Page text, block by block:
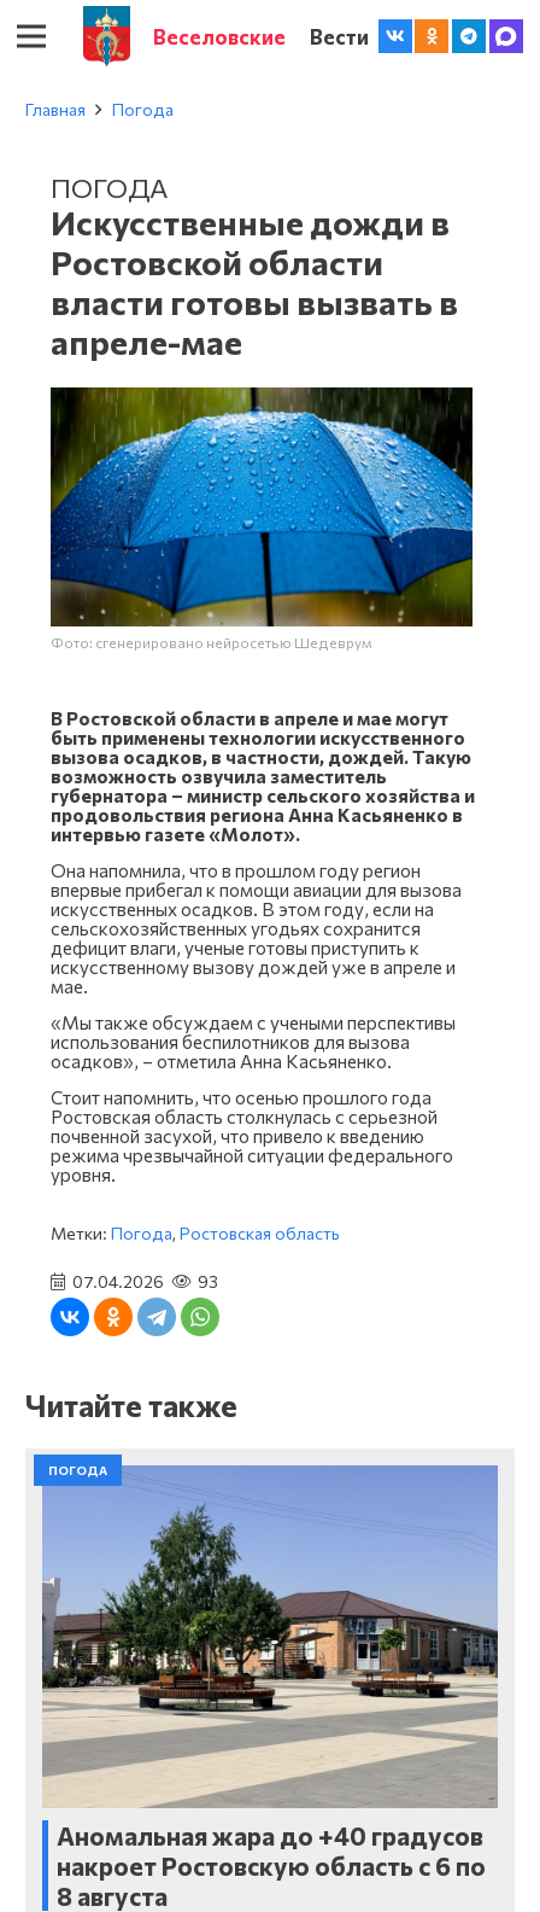
Веселовские Вести
Главная Погода
ПОГОДА
Искусственные дожди в
Ростовской области
власти готовы вызвать в
апреле-мае
Фото: сгенерировано нейросетью Шедеврум
В Ростовской области в апреле и мае могут
быть применены технологии искусственного
вызова осадков, в частности, дождей. Такую
возможность озвучила заместитель
губернатора – министр сельского хозяйства и
продовольствия региона Анна Касьяненко в
интервью газете «Молот».
Она напомнила, что в прошлом году регион
впервые прибегал к помощи авиации для вызова
искусственных осадков. В этом году, если на
сельскохозяйственных угодьях сохранится
дефицит влаги, ученые готовы приступить к
искусственному вызову дождей уже в апреле и
мае.
«Мы также обсуждаем с учеными перспективы
использования беспилотников для вызова
осадков», – отметила Анна Касьяненко.
Стоит напомнить, что осенью прошлого года
Ростовская область столкнулась с серьезной
почвенной засухой, что привело к введению
режима чрезвычайной ситуации федерального
уровня.
Метки: Погода, Ростовская область
07.04.2026 93
Читайте также
ПОГОДА
Аномальная жара до +40 градусов
накроет Ростовскую область с 6 по
8 августа